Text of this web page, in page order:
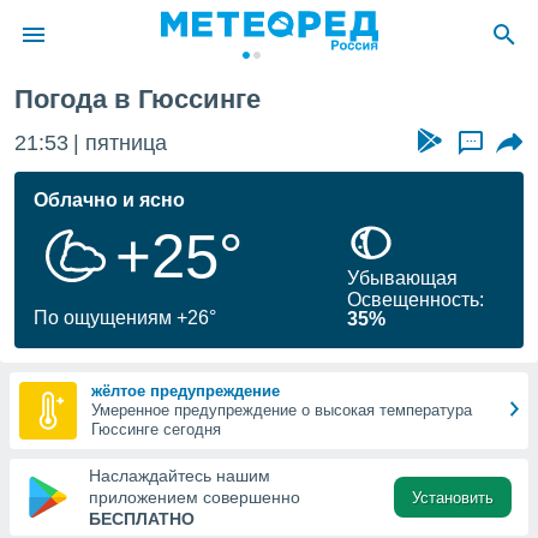
о
Вы можете
к этому
доступ
Погода в Гюссинге
21:53 пятница ...
Облачно и ясно
+25°
По ощущениям +26°
Убывающая
Освещенность:
35%
жёлтое предупреждение
Умеренное предупреждение о высокая температура
Гюссинге сегодня
Наслаждайтесь нашим
приложением совершенно
БЕСПЛАТНО
Установить